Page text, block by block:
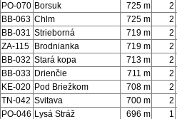
PO-070 Borsuk 725 m 2
BB-063 Chlm 725 m 2
BB-031 Strieborná 719 m 2
ZA-115
Brodnianka 719 m 2
BB-032 Stará kopa 713 m 2
BB-033 Drienčie 711 m 2
KE-020 Pod Briežkom 708 m 2
TN-042 Svitava 700 m 2
PO-046 Lysá Stráž 696 m 1